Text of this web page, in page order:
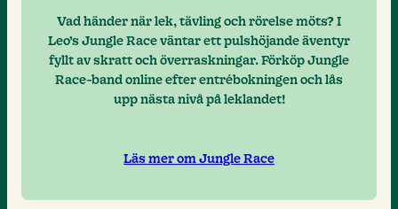
Vad händer när lek, tävling och rörelse möts? I
Leo’s Jungle Race väntar ett pulshöjande äventyr
fyllt av skratt och överraskningar. Förköp Jungle
Race-band online efter entrébokningen och lås
upp nästa nivå på leklandet!
Läs mer om Jungle Race